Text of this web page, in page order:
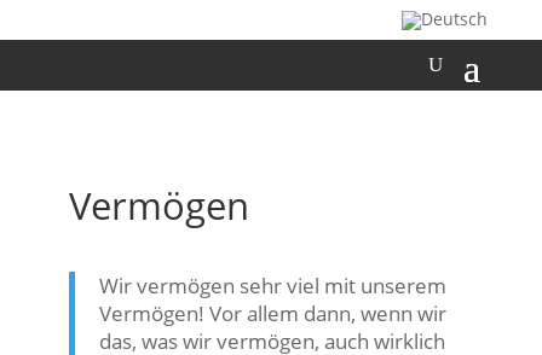
Vermögen
Wir vermögen sehr viel mit unserem
Vermögen! Vor allem dann, wenn wir
das, was wir vermögen, auch wirklich